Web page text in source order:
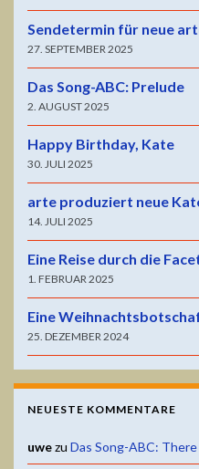
Sendetermin für neue
27. SEPTEMBER 2025
Das Song-ABC: Prelude
2. AUGUST 2025
Happy Birthday, Kate
30. JULI 2025
arte produziert neue
14. JULI 2025
Eine Reise durch die
1. FEBRUAR 2025
Eine
25. DEZEMBER 2024
NEUESTE KOMMENTARE
uwezu Das Song-ABC: